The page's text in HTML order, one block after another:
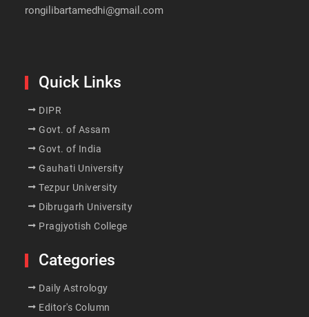
rongilibartamedhi@gmail.com
Quick Links
DIPR
Govt. of Assam
Govt. of India
Gauhati University
Tezpur University
Dibrugarh University
Pragjyotish College
Categories
Daily Astrology
Editor's Column